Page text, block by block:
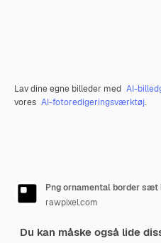
Lav dine egne billeder med AI-
vores AI-fotoredigeringsværktøj.
Png ornamental border sæt
rawpixel.com
Du kan måske også lide